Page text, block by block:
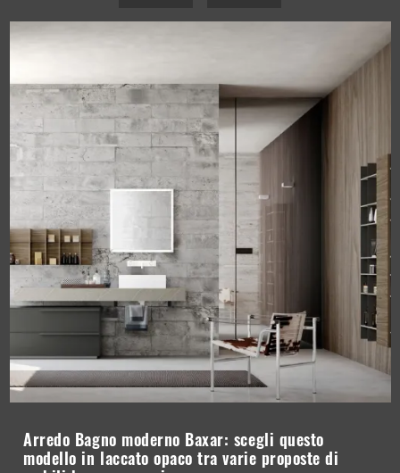
Arredo Bagno moderno Baxar: scegli questo
modello in laccato opaco tra varie proposte di